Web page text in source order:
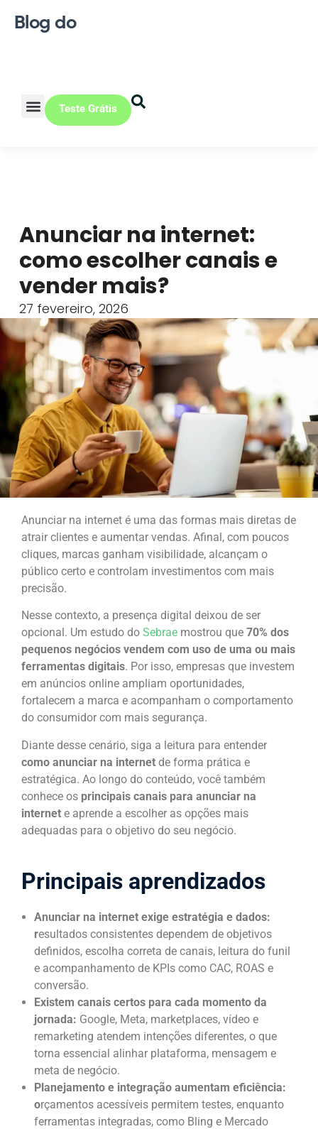
Blog do
Teste Grátis
Anunciar na internet:
como escolher canais e
vender mais?
27 fevereiro, 2026
Anunciar na internet é uma das formas mais diretas de
atrair clientes e aumentar vendas. Afinal, com poucos
cliques, marcas ganham visibilidade, alcançam o
público certo e controlam investimentos com mais
precisão.
Nesse contexto, a presença digital deixou de ser
opcional. Um estudo do Sebrae mostrou que 70% dos
pequenos negócios vendem com uso de uma ou mais
ferramentas digitais. Por isso, empresas que investem
em anúncios online ampliam oportunidades,
fortalecem a marca e acompanham o comportamento
do consumidor com mais segurança.
Diante desse cenário, siga a leitura para entender
como anunciar na internet de forma prática e
estratégica. Ao longo do conteúdo, você também
conhece os principais canais para anunciar na
internet e aprende a escolher as opções mais
adequadas para o objetivo do seu negócio.
Principais aprendizados
Anunciar na internet exige estratégia e dados:
resultados consistentes dependem de objetivos
definidos, escolha correta de canais, leitura do funil
e acompanhamento de KPIs como CAC, ROAS e
conversão.
Existem canais certos para cada momento da
jornada: Google, Meta, marketplaces, vídeo e
remarketing atendem intenções diferentes, o que
torna essencial alinhar plataforma, mensagem e
meta de negócio.
Planejamento e integração aumentam eficiência:
orçamentos acessíveis permitem testes, enquanto
ferramentas integradas, como Bling e Mercado